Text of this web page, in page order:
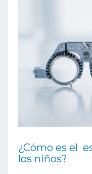
¿Cómo es el
los niños?